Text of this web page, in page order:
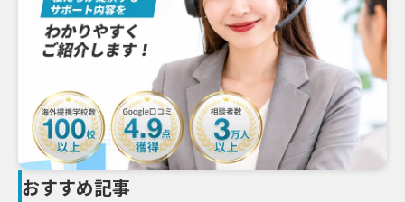
おすすめ記事